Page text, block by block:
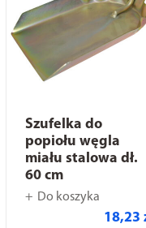
Szufelka do
popiołu węgla
miału stalowa dł.
60 cm
Do koszyka
18,23